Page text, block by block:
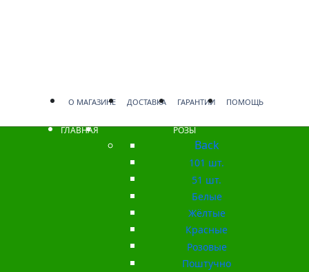
О МАГАЗИНЕ ДОСТАВКА ГАРАНТИИ ПОМОЩЬ
ГЛАВНАЯ РОЗЫ
Back
101 шт.
51 шт.
Белые
Жёлтые
Красные
Розовые
Поштучно